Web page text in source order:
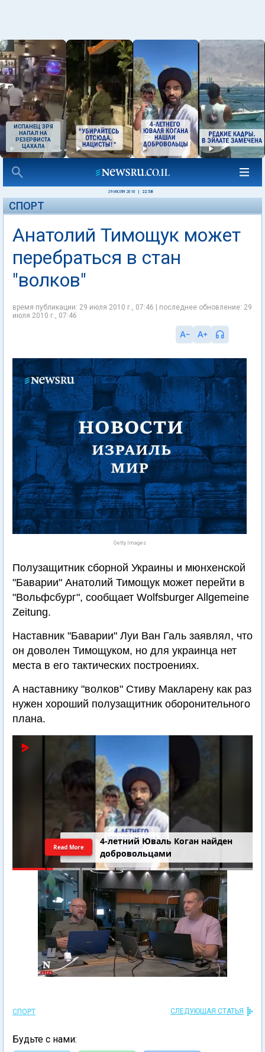
ИСПАНЕЦ ЗРЯ
НАПАЛ НА
РЕЗЕРВИСТА
ЦАХАЛА
29 ИЮЛЯ 2010 22:58
СПОРТ
Анатолий Тимощук может
перебраться в стан
"волков"
время публикации: 29 июля 2010 г., 07:46 | последнее обновление: 29
июля 2010 г., 07:46
Getty Images
Полузащитник сборной Украины и мюнхенской
"Баварии" Анатолий Тимощук может перейти в
"Вольфсбург", сообщает Wolfsburger Allgemeine
Zeitung.
Наставник "Баварии" Луи Ван Галь заявлял, что
он доволен Тимощуком, но для украинца нет
места в его тактических построениях.
А наставнику "волков" Стиву Макларену как раз
нужен хороший полузащитник оборонительного
плана.
4-летний Юваль Коган найден
добровольцами
Read More
СПОРТ СЛЕДУЮЩАЯ СТАТЬЯ
Будьте с нами: